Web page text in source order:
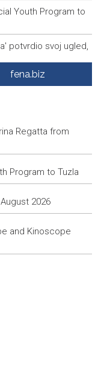
Youth Program to
potvrdio svoj ugled,
firme da
zaliha
staza 'Krajiška
kolovoza donosi
u južnom Libanu
'Kuću nade' u
fena.biz
Regatta from
Program to Tuzla
2026
and Kinoscope